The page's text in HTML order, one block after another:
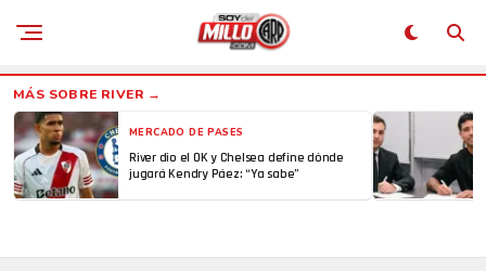
MERCADO DE PASES
River dio el OK y Chelsea define dónde
jugará Kendry Páez: “Ya sabe”